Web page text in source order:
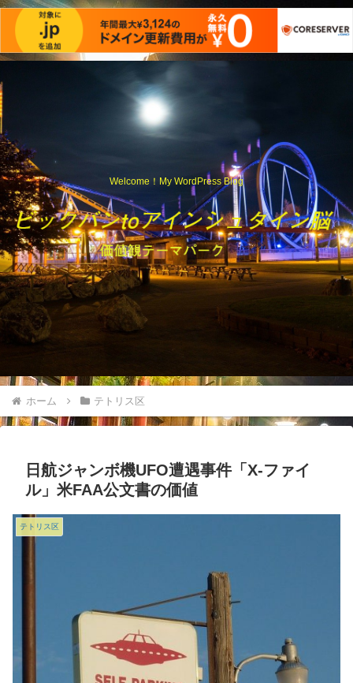
Welcome！My WordPress Blog
ホーム テトリス区
日航ジャンボ機UFO遭遇事件「X-ファイ
ル」米FAA公文書の価値
テトリス区